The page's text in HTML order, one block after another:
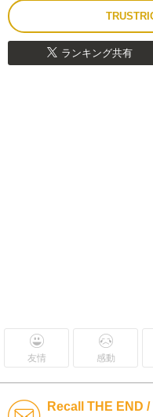
ランキング共有
友情 感動
Recall THE END